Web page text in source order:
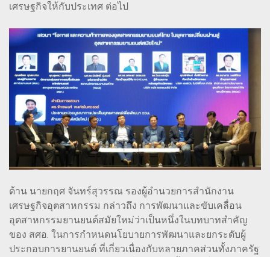
เศรษฐกิจให้กับประเทศ ต่อไป
ด้าน นายกฤศ จันทร์สุวรรณ รองผู้อำนวยการสำนักงาน
เศรษฐกิจอุตสาหกรรม กล่าวถึง การพัฒนาและขับเคลื่อน
อุตสาหกรรมยานยนต์สมัยใหม่ว่าเป็นหนึ่งในบทบาทสำคัญ
ของ สศอ. ในการกำหนดนโยบายการพัฒนาและยกระดับผู้
ประกอบการยานยนต์ ที่เกี่ยวเนื่องกับหลายภาคส่วนทั้งภาครัฐ